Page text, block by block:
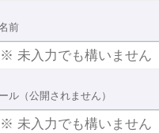
前
ル（公開されません）